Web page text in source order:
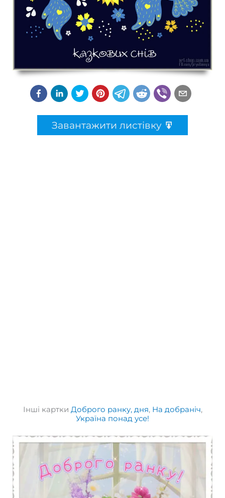
Завантажити листівку
Інші картки Доброго ранку, дня, На добраніч,
Україна понад усе!